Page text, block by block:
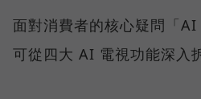
面對消費者的核心疑問「AI
可從四大 AI 電視功能深入